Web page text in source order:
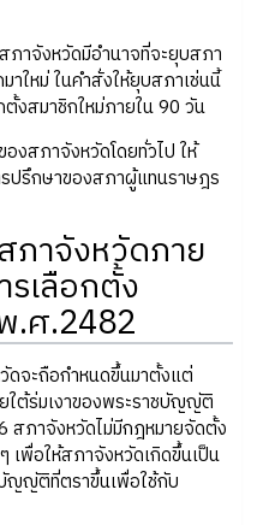
ภาจังหวัดมีอำนาจที่จะยุบสภา
าใหม่ ในคำสั่งให้ยุบสภาเช่นนี้
งสมาชิกใหม่ภายใน 90 วัน
งสภาจังหวัดโดยทั่วไป ให้
ปรึกษาของสภาผู้แทนราษฎร
ภาจังหวัดภาย
เลือกตั้ง
.ศ.2482
ดจะถือกำหนดขึ้นมาตั้งแต่
ต้ร่มเงาของพระราชบัญญัติ
สภาจังหวัดไม่มีกฎหมายจัดตั้ง
เพื่อให้สภาจังหวัดเกิดขึ้นเป็น
ญญัติที่ตราขึ้นเพื่อใช้กับ